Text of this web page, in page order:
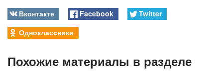
Вконтакте Facebook
Twitter
Одноклассники
Похожие материалы в разделе